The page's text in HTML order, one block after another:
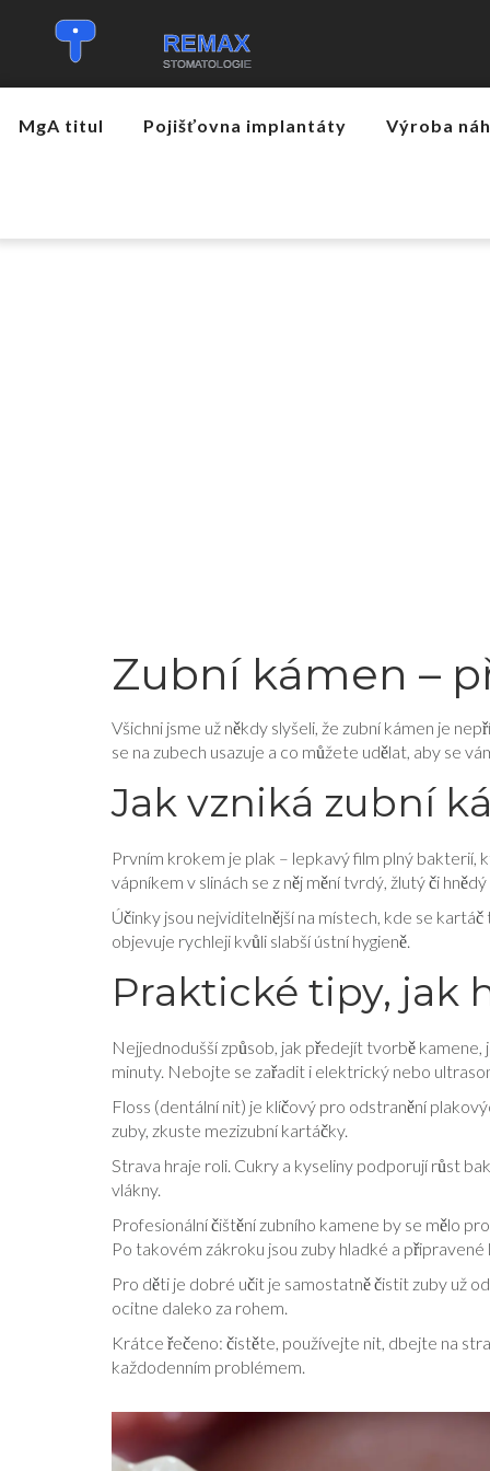
MgA titul Pojišťovna implantáty Výroba
Zubní kámen –
Všichni jsme už někdy slyšeli, že zubní kámen je
se na zubech usazuje a co můžete udělat, aby se
Jak vzniká zubní
Prvním krokem je plak – lepkavý film plný bakterií,
vápníkem v slinách se z něj mění tvrdý, žlutý či
Účinky jsou nejviditelnější na místech, kde se
objevuje rychleji kvůli slabší ústní hygieně.
Praktické tipy, jak
Nejjednodušší způsob, jak předejít tvorbě
minuty. Nebojte se zařadit i elektrický nebo
Floss (dentální nit) je klíčový pro odstranění
zuby, zkuste mezizubní kartáčky.
Strava hraje roli. Cukry a kyseliny podporují růst
vlákny.
Profesionální čištění zubního kamene by se mělo
Po takovém zákroku jsou zuby hladké a
Pro děti je dobré učit je samostatně čistit zuby už
ocitne daleko za rohem.
Krátce řečeno: čistěte, používejte nit, dbejte na
každodenním problémem.